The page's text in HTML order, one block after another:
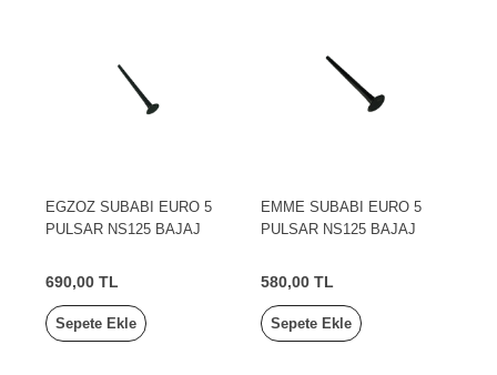
EGZOZ SUBABI EURO 5
PULSAR NS125 BAJAJ
690,00 TL
Sepete Ekle
EMME SUBABI EURO 5
PULSAR NS125 BAJAJ
580,00 TL
Sepete Ekle